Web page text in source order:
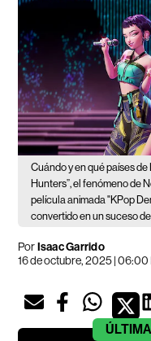
Cuándo y en qué países
Hunters”, el fenómeno de
película animada "KPop
convertido en un suceso
PorIsaac Garrido
16 de octubre, 2025 | 06:00